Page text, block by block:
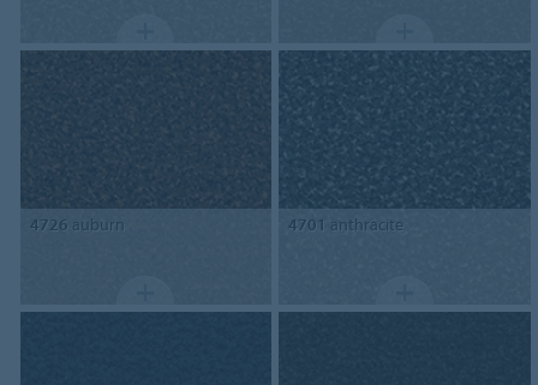
4726 auburn 4701 anthracite